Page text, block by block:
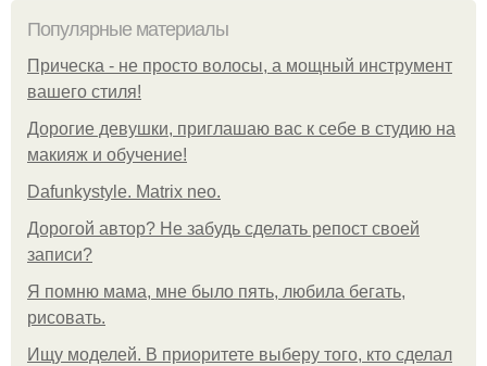
Популярные материалы
Прическа - не просто волосы, а мощный инструмент
вашего стиля!
Дорогие девушки, приглашаю вас к себе в студию на
макияж и обучение!
Dafunkystyle. Matrix neo.
Дорогой автор? Не забудь сделать репост своей
записи?
Я помню мама, мне было пять, любила бегать,
рисовать.
Ищу моделей. В приоритете выберу того, кто сделал